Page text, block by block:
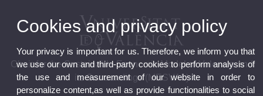
Chair for the Sustainable Economic Model of Valencia and
its Surroundings (MESVAL)
Cookies and privacy policy
Your privacy is important for us. Therefore, we inform you that
we use our own and third-party cookies to perform analysis of
the use and measurement of our website in order to
personalize content,as well as provide functionalities to social